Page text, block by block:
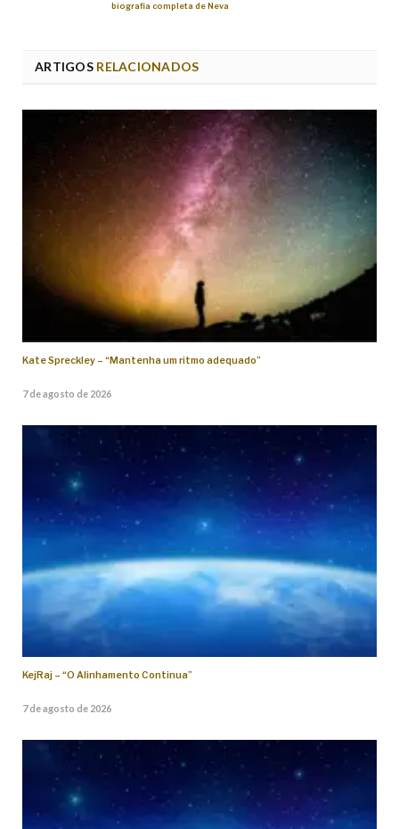
biografia completa de Neva
ARTIGOSRELACIONADOS
Kate Spreckley – “Mantenha um ritmo adequado”
7 de agosto de 2026
KejRaj – “O Alinhamento Continua”
7 de agosto de 2026